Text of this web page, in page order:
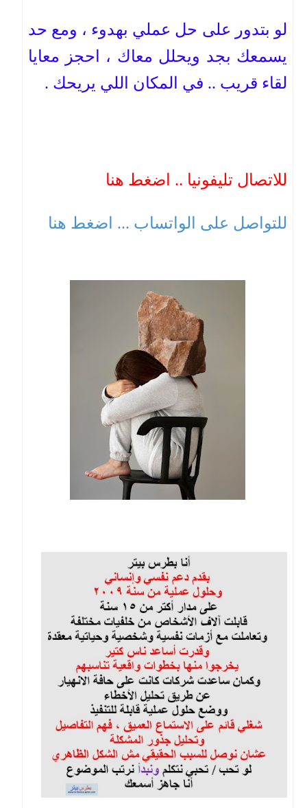
لو بتدور على حل عملي بهدوء ، ومع حد
يسمعك بجد ويحلل معاك ، احجز معايا
لقاء قريب .. في المكان اللي يريحك .
للاتصال تليفونيا .. اضغط هنا
للتواصل على الواتساب ... اضغط هنا